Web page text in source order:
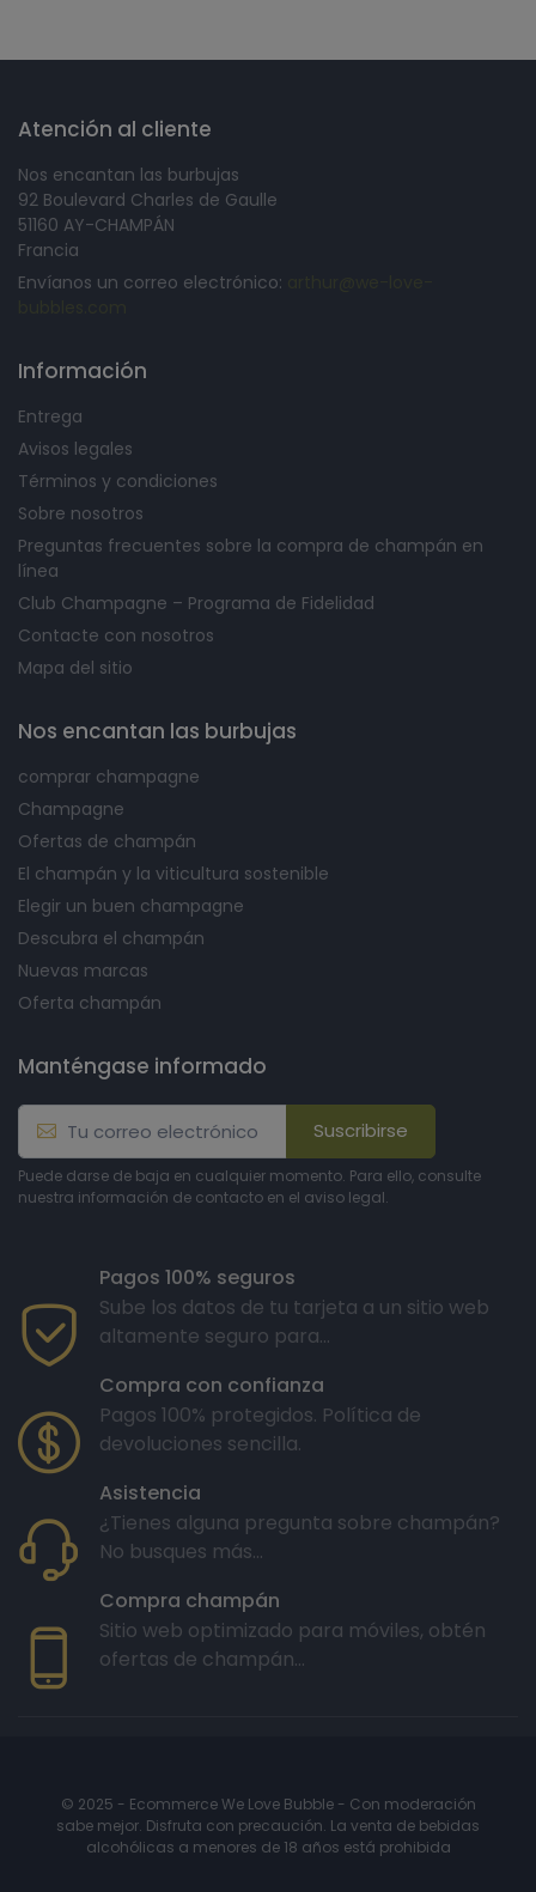
Atención al cliente
Nos encantan las burbujas
92 Boulevard Charles de Gaulle
51160 AY-CHAMPÁN
Francia
Envíanos un correo electrónico:
Información
Entrega
Avisos legales
Términos y condiciones
Sobre nosotros
Preguntas frecuentes sobre la compra de champán en
línea
Club Champagne – Programa de Fidelidad
Contacte con nosotros
Mapa del sitio
Nos encantan las burbujas
comprar champagne
Champagne
Ofertas de champán
El champán y la viticultura sostenible
Elegir un buen champagne
Descubra el champán
Nuevas marcas
Oferta champán
Manténgase informado
Suscribirse
Puede darse de baja en cualquier momento. Para ello, consulte
nuestra información de contacto en el aviso legal.
Pagos 100% seguros
Sube los datos de tu tarjeta a un sitio web
altamente seguro para...
Compra con confianza
Pagos 100% protegidos. Política de
devoluciones sencilla.
Asistencia
¿Tienes alguna pregunta sobre champán?
No busques más...
Compra champán
Sitio web optimizado para móviles, obtén
ofertas de champán...
© 2025 - Ecommerce We Love Bubble - Con moderación
sabe mejor. Disfruta con precaución. La venta de bebidas
alcohólicas a menores de 18 años está prohibida